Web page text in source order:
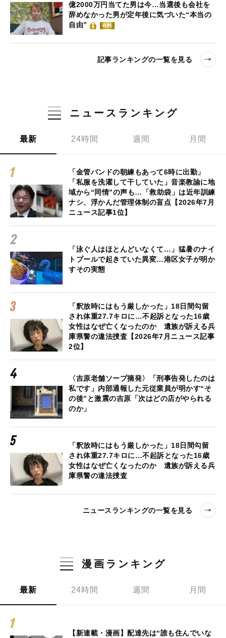
億2000万円当てた男は今…当選後も会社を
辞めなかった男が定年後に気づいた“本当の
自由”
有料
記事ランキングの一覧を見る
ニュースランキング
最新 24時間 週間 月間
「金管バンドの朝練もあって6時に出勤」
「私服を洗濯して干していた」音楽教諭に地
域から“同情”の声も…「救助袋」は近年訓練
ナシ、浮かんだ管理体制の盲点【2026年7月
ニュース記事1位】
「泳ぐ人はほとんどいなくて…」猛暑のナイ
トプールで起きていた異変…港区女子が明か
すその実態
「釈放時にはもう厳しかった」18日間勾留
され体重27.7キロに…不起訴となった16歳
女性はなぜ亡くなったのか 遺族が訴える兵
庫県警の違法捜査【2026年7月ニュース記事
2位】
〈吉原老舗ソープ摘発〉「刑事告発したのは
私です」内部通報した元従業員が明かす“そ
の後”と激震の吉原「次はどの店がやられる
のか」
「釈放時にはもう厳しかった」18日間勾留
され体重27.7キロに…不起訴となった16歳
女性はなぜ亡くなったのか 遺族が訴える兵
庫県警の違法捜査
ニュースランキングの一覧を見る
漫画ランキング
最新 24時間 週間 月間
【新連載・漫画】配達先は“誰も住んでいな